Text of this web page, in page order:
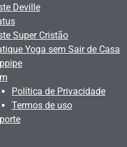
Deville
Super Cristão
Yoga sem Sair de Casa
Política de Privacidade
Termos de uso